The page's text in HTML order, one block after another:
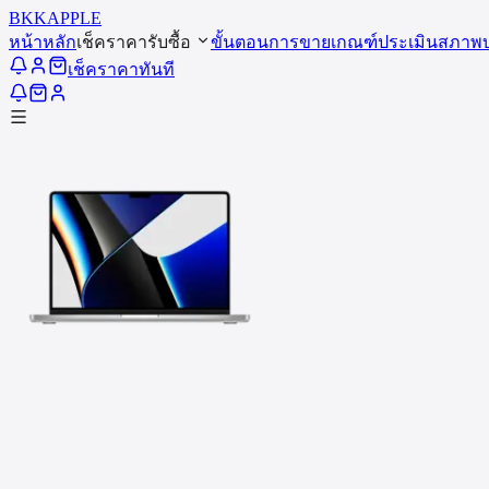
BKKAPPLE
หน้าหลักเช็คราคารับซื้อ ขั้นตอนการขายเกณฑ์ประเมินสภาพ
เช็คราคาทันที